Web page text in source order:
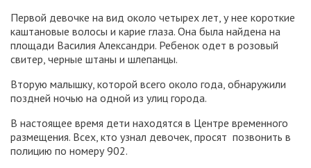
Первой девочке на вид около четырех лет, у нее короткие
каштановые волосы и карие глаза. Она была найдена на
площади Василия Александри. Ребенок одет в розовый
свитер, черные штаны и шлепанцы.
Вторую малышку, которой всего около года, обнаружили
поздней ночью на одной из улиц города.
В настоящее время дети находятся в Центре временного
размещения. Всех, кто узнал девочек, просят позвонить в
полицию по номеру 902.